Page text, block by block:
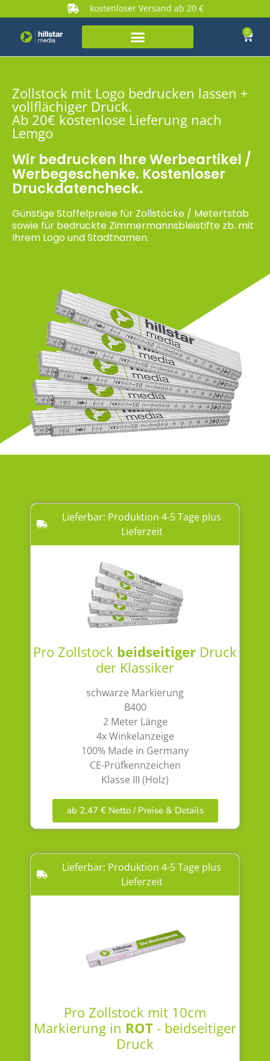
kostenloser Versand ab 20 €
0
Zollstock mit Logo bedrucken lassen +
vollflächiger Druck.
Ab 20€ kostenlose Lieferung nach
Lemgo
Wir bedrucken Ihre Werbeartikel /
Werbegeschenke. Kostenloser
Druckdatencheck.
Günstige Staffelpreise für Zollstöcke / Metertstab
sowie für bedruckte Zimmermannsbleistifte zb. mit
Ihrem Logo und Stadtnamen.
Lieferbar: Produktion 4-5 Tage plus
Lieferzeit
Pro Zollstock beidseitiger Druck
der Klassiker
schwarze Markierung
B400
2 Meter Länge
4x Winkelanzeige
100% Made in Germany
CE-Prüfkennzeichen
Klasse III (Holz)
ab 2,47 € Netto / Preise & Details
Lieferbar: Produktion 4-5 Tage plus
Lieferzeit
Pro Zollstock mit 10cm
Markierung in ROT- beidseitiger
Druck